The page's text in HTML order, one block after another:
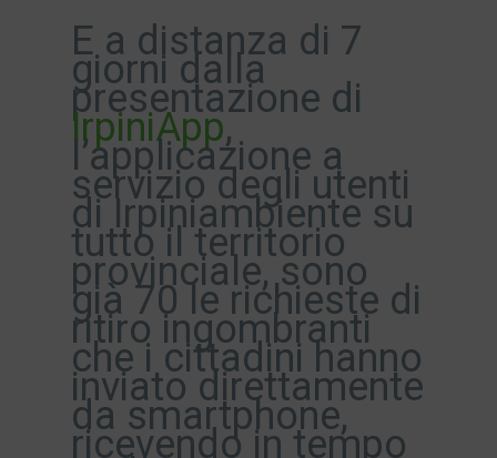
E a distanza di 7
giorni dalla
presentazione di
IrpiniApp,
l’applicazione a
servizio degli utenti
di Irpiniambiente su
tutto il territorio
provinciale, sono
già 70 le richieste di
ritiro ingombranti
che i cittadini hanno
inviato direttamente
da smartphone,
ricevendo in tempo